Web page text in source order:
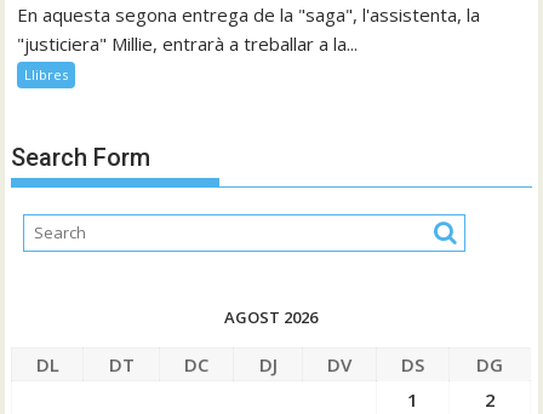
En aquesta segona entrega de la "saga", l'assistenta, la
"justiciera" Millie, entrarà a treballar a la...
Llibres
Search Form
AGOST 2026
DL DT DC DJ DV DS
DG
1
2